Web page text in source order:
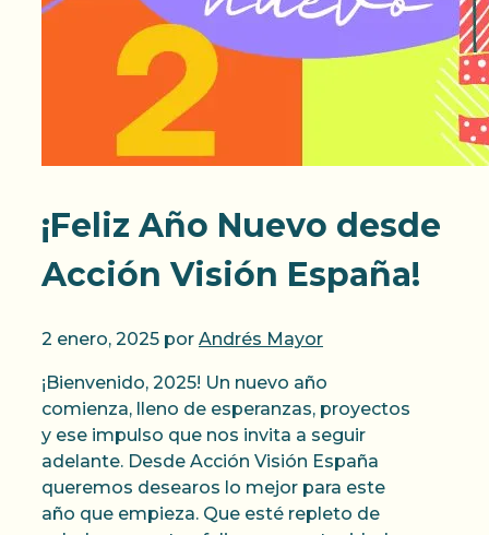
¡Feliz Año Nuevo desde
Acción Visión España!
2 enero, 2025 por Andrés Mayor
¡Bienvenido, 2025! Un nuevo año
comienza, lleno de esperanzas, proyectos
y ese impulso que nos invita a seguir
adelante. Desde Acción Visión España
queremos desearos lo mejor para este
año que empieza. Que esté repleto de